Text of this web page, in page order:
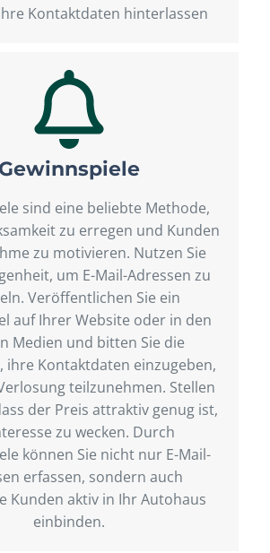
Kontaktdaten hinterlassen
Gewinnspiele
sind eine beliebte Methode,
zu erregen und Kunden
zu motivieren. Nutzen Sie
um E-Mail-Adressen zu
Veröffentlichen Sie ein
auf Ihrer Website oder in den
Medien und bitten Sie die
ihre Kontaktdaten einzugeben,
teilzunehmen. Stellen
der Preis attraktiv genug ist,
zu wecken. Durch
können Sie nicht nur E-Mail-
erfassen, sondern auch
Kunden aktiv in Ihr Autohaus
einbinden.